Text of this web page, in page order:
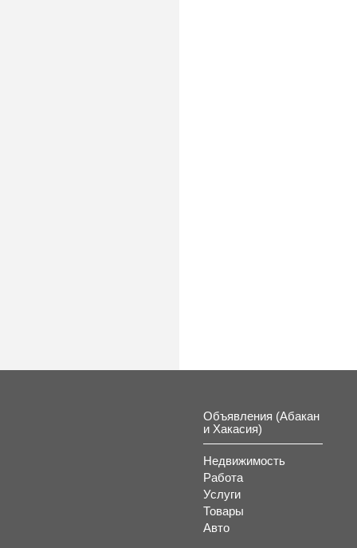
Объявления (Абакан
и Хакасия)
Недвижимость
Работа
Услуги
Товары
Авто